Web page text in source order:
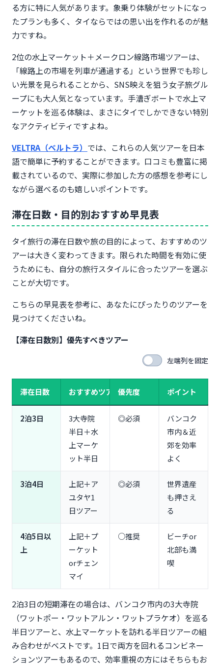
る方に特に人気があります。象乗り体験がセットになっ
たプランも多く、タイならではの思い出を作れるのが魅
力ですね。
2位の水上マーケット＋メークロン線路市場ツアーは、
「線路上の市場を列車が通過する」という世界でも珍し
い光景を見られることから、SNS映えを狙う女子旅グル
ープにも大人気となっています。手漕ぎボートで水上マ
ーケットを巡る体験は、まさにタイでしかできない特別
なアクティビティですよね。
VELTRA（ベルトラ） では、これらの人気ツアーを日本
語で簡単に予約することができます。口コミも豊富に掲
載されているので、実際に参加した方の感想を参考にし
ながら選べるのも嬉しいポイントです。
滞在日数・目的別おすすめ早見表
タイ旅行の滞在日数や旅の目的によって、おすすめのツ
アーは大きく変わってきます。限られた時間を有効に使
うためにも、自分の旅行スタイルに合ったツアーを選ぶ
ことが大切です。
こちらの早見表を参考に、あなたにぴったりのツアーを
見つけてくださいね。
【滞在日数別】優先すべきツアー
左端列を固定
滞在日数 おすすめツアー優先度 ポイント
2泊3日
3大寺院
半日＋水
上マーケ
ット半日
◎必須
バンコク
市内＆近
郊を効率
よく
3泊4日
上記＋ア
ユタヤ1
日ツアー
◎必須
世界遺産
も押さえ
る
4泊5日以
上
上記＋プ
ーケット
orチェン
マイ
○推奨
ビーチor
北部も満
喫
2泊3日の短期滞在の場合は、バンコク市内の3大寺院
（ワットポー・ワットアルン・ワットプラケオ）を巡る
半日ツアーと、水上マーケットを訪れる半日ツアーの組
み合わせがベストです。1日で両方を回れるコンビネー
ションツアーもあるので、効率重視の方にはそちらもお